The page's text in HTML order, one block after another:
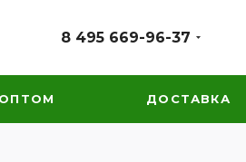
8 495 669-96-37
ДОСТАВКА